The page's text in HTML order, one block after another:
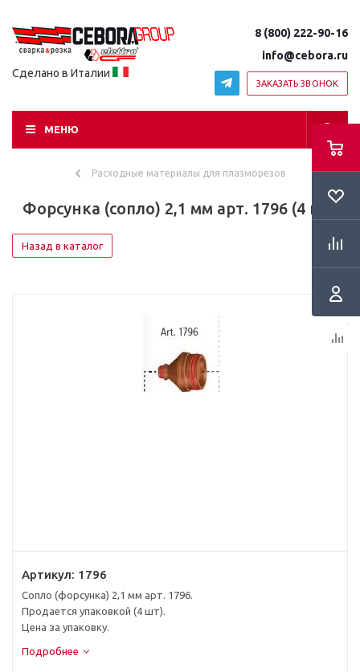
Сделано в Италии
8 (800) 222-90-16
info@cebora.ru
ЗАКАЗАТЬ ЗВОНОК
МЕНЮ
Расходные материалы для плазморезов
Форсунка (сопло) 2,1 мм арт. 1796 (4 шт)
Назад в каталог
Артикул: 1796
Сопло (форсунка) 2,1 мм арт. 1796.
Продается упаковкой (4 шт).
Цена за упаковку.
Подробнее